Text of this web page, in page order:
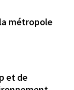
métropole
et de